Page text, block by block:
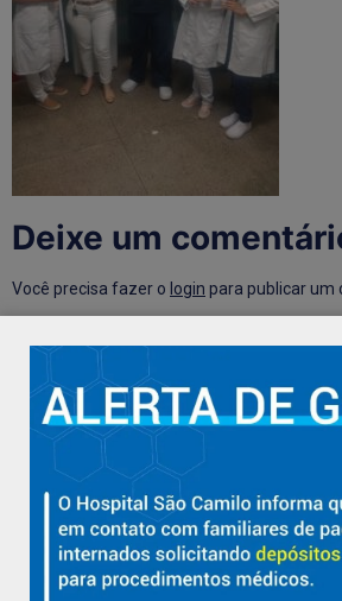
Deixe um
Você precisa fazer o login para publicar um
Hospital São Camilo – há mais de 50
com qualidade, acolhimento e
Aracruz e região.